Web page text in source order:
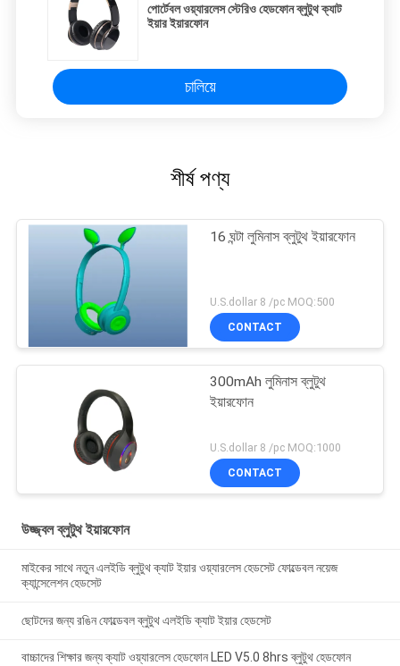
পোর্টেবল ওয়্যারলেস স্টেরিও হেডফোন ব্লুটুথ ক্যাট
ইয়ার ইয়ারফোন
চালিয়ে
শীর্ষ পণ্য
16 ঘন্টা লুমিনাস ব্লুটুথ ইয়ারফোন
U.S.dollar 8 /pc MOQ:500
CONTACT
300mAh লুমিনাস ব্লুটুথ
ইয়ারফোন
U.S.dollar 8 /pc MOQ:1000
CONTACT
উজ্জ্বল ব্লুটুথ ইয়ারফোন
মাইকের সাথে নতুন এলইডি ব্লুটুথ ক্যাট ইয়ার ওয়্যারলেস হেডসেট ফোল্ডেবল নয়েজ
ক্যান্সেলেশন হেডসেট
ছোটদের জন্য রঙিন ফোল্ডেবল ব্লুটুথ এলইডি ক্যাট ইয়ার হেডসেট
বাচ্চাদের শিক্ষার জন্য ক্যাট ওয়্যারলেস হেডফোন LED V5.0 8hrs ব্লুটুথ হেডফোন